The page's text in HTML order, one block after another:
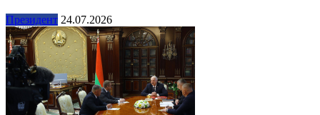
Президент 24.07.2026